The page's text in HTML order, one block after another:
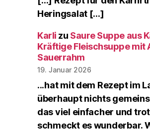
Heringsalat […]
Karli zu Saure Suppe aus
Kräftige Fleischsuppe mit
Sauerrahm
19. Januar 2026
...hat mit dem Rezept im
überhaupt nichts
das viel einfacher und
schmeckt es wunderbar.